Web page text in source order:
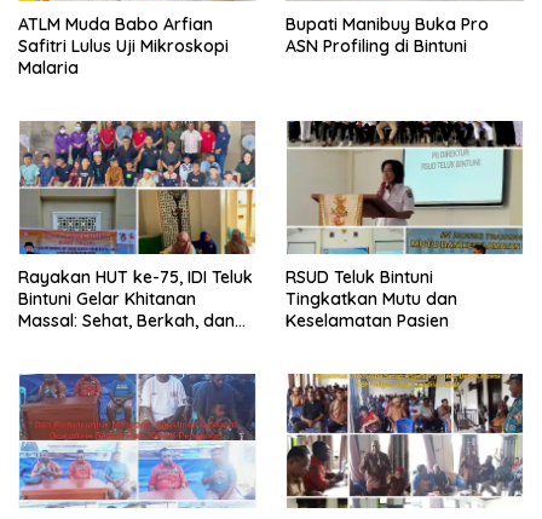
ATLM Muda Babo Arfian
Safitri Lulus Uji Mikroskopi
Malaria
Bupati Manibuy Buka Pro
ASN Profiling di Bintuni
Rayakan HUT ke-75, IDI Teluk
Bintuni Gelar Khitanan
Massal: Sehat, Berkah, dan
RSUD Teluk Bintuni
Tingkatkan Mutu dan
Keselamatan Pasien